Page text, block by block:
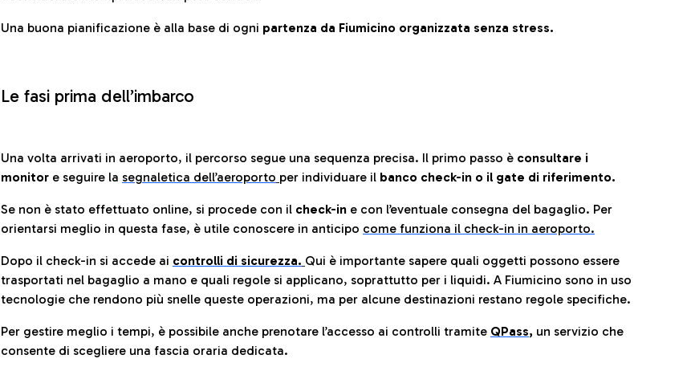
Una buona pianificazione è alla base di ogni partenza da Fiumicino organizzata senza stress.
Le fasi prima dell’imbarco
Una volta arrivati in aeroporto, il percorso segue una sequenza precisa. Il primo passo è consultare i
monitor e seguire la segnaletica dell’aeroporto per individuare il banco check-in o il gate di riferimento.
Se non è stato effettuato online, si procede con il check-in e con l’eventuale consegna del bagaglio. Per
orientarsi meglio in questa fase, è utile conoscere in anticipo come funziona il check-in in aeroporto.
Dopo il check-in si accede ai controlli di sicurezza. Qui è importante sapere quali oggetti possono essere
trasportati nel bagaglio a mano e quali regole si applicano, soprattutto per i liquidi. A Fiumicino sono in uso
tecnologie che rendono più snelle queste operazioni, ma per alcune destinazioni restano regole specifiche.
Per gestire meglio i tempi, è possibile anche prenotare l’accesso ai controlli tramite QPass, un servizio che
consente di scegliere una fascia oraria dedicata.